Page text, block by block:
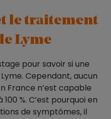
le traitement
Lyme
pour savoir si une
Cependant, aucun
France n’est capable
%. C’est pourquoi en
de symptômes, il